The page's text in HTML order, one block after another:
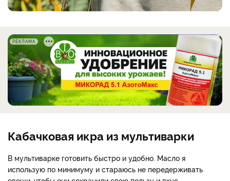
РЕКЛАМА
Кабачковая икра из мультиварки
В мультиварке готовить быстро и удобно. Масло я
использую по минимуму и стараюсь не передерживать